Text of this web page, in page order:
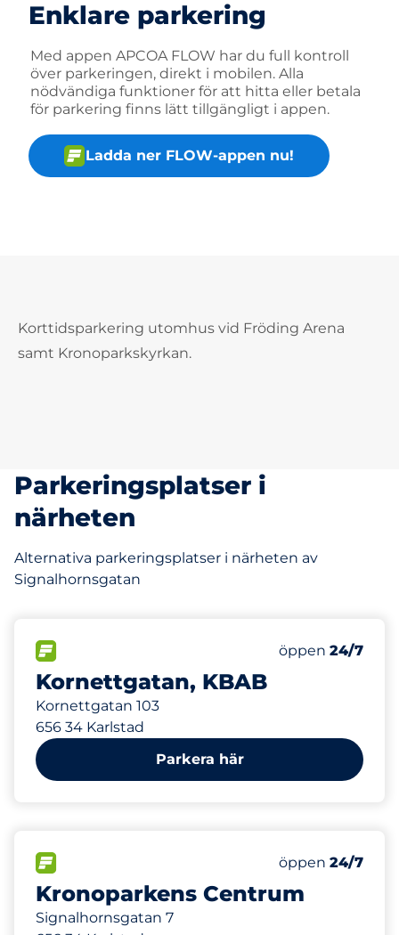
Enklare parkering
Med appen APCOA FLOW har du full kontroll
över parkeringen, direkt i mobilen. Alla
nödvändiga funktioner för att hitta eller betala
för parkering finns lätt tillgängligt i appen.
Ladda ner FLOW-appen nu!
Korttidsparkering utomhus vid Fröding Arena
samt Kronoparkskyrkan.
Parkeringsplatser i
närheten
Alternativa parkeringsplatser i närheten av
Signalhornsgatan
Kornettgatan, KBAB
Kornettgatan 103
656 34 Karlstad
Antal
Totalt antal
öppen 24/7
Parkera här
Kronoparkens Centrum
Signalhornsgatan 7
Antal
Totalt antal
öppen 24/7